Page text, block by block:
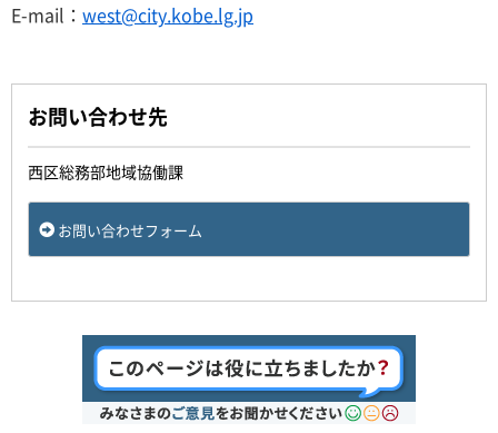
E-mail： west@city.kobe.lg.jp
お問い合わせ先
西区総務部地域協働課
お問い合わせフォーム